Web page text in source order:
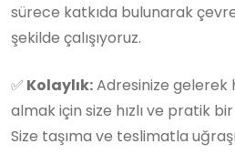
sürece katkıda bulunarak
şekilde çalışıyoruz.
✅ Kolaylık:Adresinize gelerek
almak için size hızlı ve pratik
Size taşıma ve teslimatla